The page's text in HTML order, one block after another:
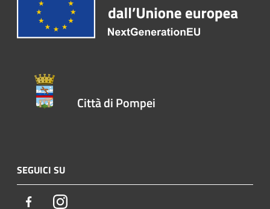
Città di Pompei
SEGUICI SU
FacebookInstagram